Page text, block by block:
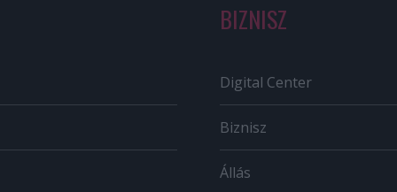
BIZNISZ
Digital Center
Biznisz
Állás